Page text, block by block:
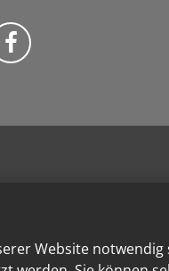
Website notwendig
Bistum Trier auf